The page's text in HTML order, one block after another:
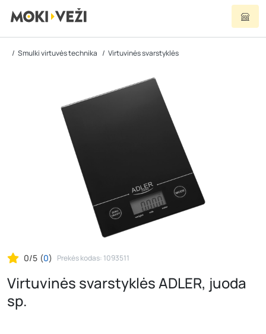
Smulki virtuvės technika Virtuvinės svarstyklės
0/5 (0) Prekės kodas: 1093511
Virtuvinės svarstyklės ADLER, juoda
sp.